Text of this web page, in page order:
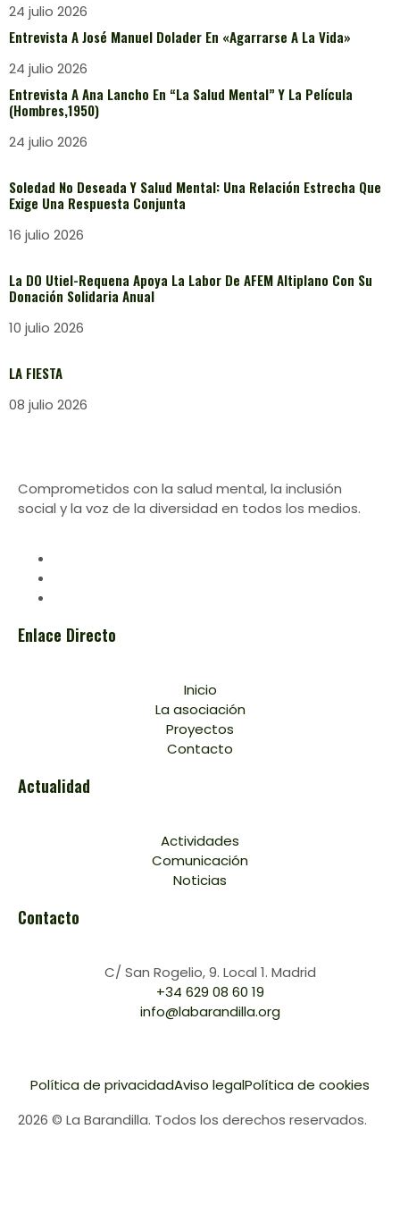
24 julio 2026
Entrevista A José Manuel Dolader En «Agarrarse A La Vida»
24 julio 2026
Entrevista A Ana Lancho En “La Salud Mental” Y La Película
(Hombres,1950)
24 julio 2026
Soledad No Deseada Y Salud Mental: Una Relación Estrecha Que
Exige Una Respuesta Conjunta
16 julio 2026
La DO Utiel-Requena Apoya La Labor De AFEM Altiplano Con Su
Donación Solidaria Anual
10 julio 2026
LA FIESTA
08 julio 2026
Comprometidos con la salud mental, la inclusión
social y la voz de la diversidad en todos los medios.
Enlace Directo
Inicio
La asociación
Proyectos
Contacto
Actualidad
Actividades
Comunicación
Noticias
Contacto
C/ San Rogelio, 9. Local 1. Madrid
+34 629 08 60 19
info@labarandilla.org
2026 © La Barandilla. Todos los derechos reservados.
Política de privacidadAviso legalPolítica de cookies